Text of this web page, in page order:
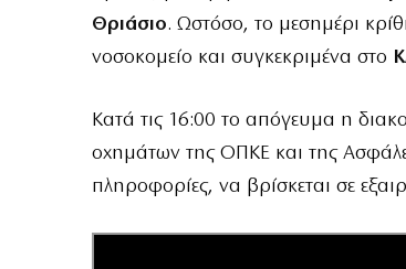
Θριάσιο. Ωστόσο, το μεσημέρι
νοσοκομείο και συγκεκριμένα στο
Κατά τις 16:00 το απόγευμα η
οχημάτων της ΟΠΚΕ και της
πληροφορίες, να βρίσκεται σε